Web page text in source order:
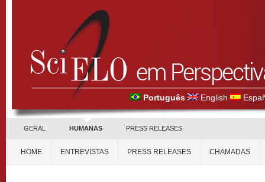
Português English
GERAL HUMANAS PRESS RELEASES
HOME ENTREVISTAS PRESS RELEASES CHAMADAS